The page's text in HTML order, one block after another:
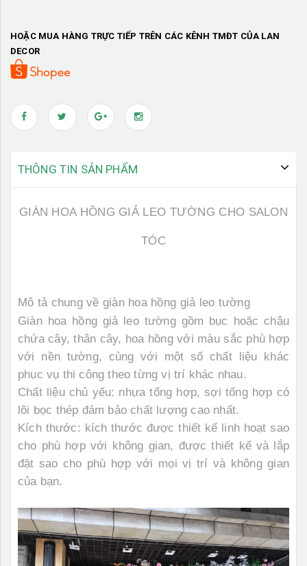
HOẶC MUA HÀNG TRỰC TIẾP TRÊN CÁC KÊNH TMĐT CỦA LAN
DECOR
THÔNG TIN SẢN PHẨM
GIÀN HOA HỒNG GIẢ LEO TƯỜNG CHO SALON
TÓC
Mô tả chung về giàn hoa hồng giả leo tường
Giàn hoa hồng giả leo tườnggồm bục hoặc chậu
chứa cây, thân cây, hoa hồng với màu sắc phù hợp
với nền tường, cùng với một số chất liệu khác
phục vụ thi công theo từng vị trí khác nhau.
Chất liệu chủ yếu: nhựa tổng hợp, sợi tổng hợp có
lõi bọc thép đảm bảo chất lượng cao nhất.
Kích thước: kích thước được thiết kế linh hoạt sao
cho phù hợp với không gian, được thiết kế và lắp
đặt sao cho phù hợp với mọi vị trí và không gian
của bạn.